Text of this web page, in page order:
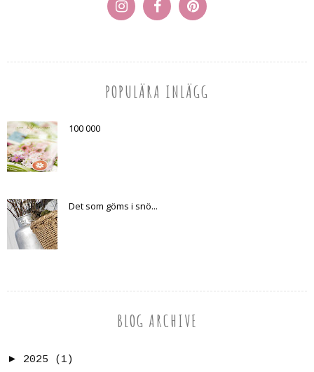
POPULÄRA INLÄGG
100 000
Det som göms i snö...
BLOG ARCHIVE
► 2025
(1)